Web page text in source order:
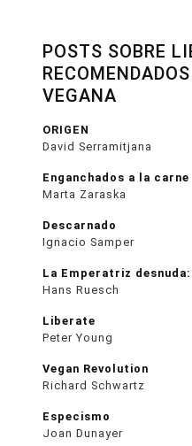
POSTS SOBRE
VEGANA
ORIGEN
David Serramitjana
Enganchados a la carne
Marta Zaraska
Descarnado
Ignacio Samper
La Emperatriz
Hans Ruesch
Liberate
Peter Young
Vegan Revolution
Richard Schwartz
Especismo
Joan Dunayer